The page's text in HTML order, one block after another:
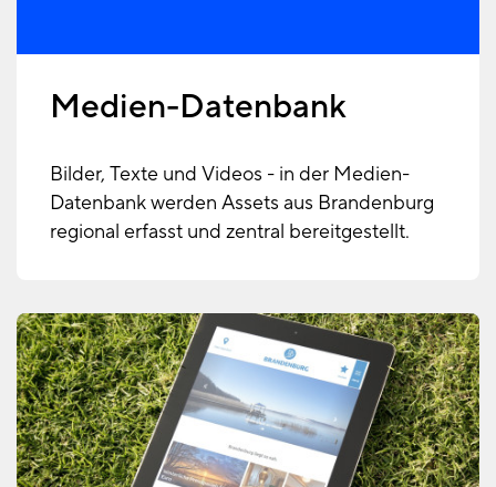
Medien-Datenbank
Bilder, Texte und Videos - in der Medien-
Datenbank werden Assets aus Brandenburg
regional erfasst und zentral bereitgestellt.